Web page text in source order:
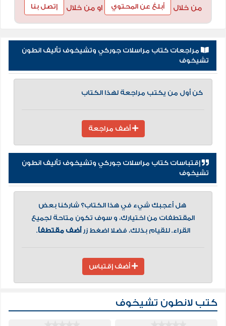
من خلال
أبلغ عن المحتوي او من خلال إتصل بنا
مراجعات كتاب مراسلات جوركي وتشيخوف تأليف انطون
تشيخوف
كن أول من يكتب مراجعة لهذا الكتاب
أضف مراجعة
إقتباسات كتاب مراسلات جوركي وتشيخوف تأليف انطون
تشيخوف
هل أعجبك شيء في هذا الكتاب؟ شاركنا بعض
المقتطفات من اختيارك، و سوف تكون متاحة لجميع
القراء. للقيام بذلك، فضلا اضغط زرأضف مقتطفاً.
أضف إقتباس
كتب لانطون تشيخوف